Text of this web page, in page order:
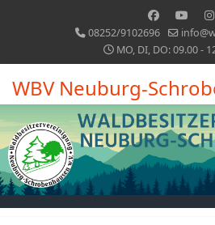
08252/9102696
MO, DI, DO: 09.00 -
WBV Neuburg-